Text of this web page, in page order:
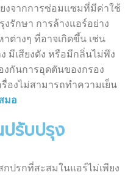
งจากการซ่อมแซมที่มีค่าใช้
รักษา การล้างแอร์อย่าง
ต่างๆ ที่อาจเกิดขึ้น เช่น
มีเสียงดัง หรือมีกลิ่นไม่พึง
งกันการอุดตันของกรอง
องไม่สามารถทำความเย็น
มอ
รับปรุง
ปรกที่สะสมในแอร์ไม่เพียง